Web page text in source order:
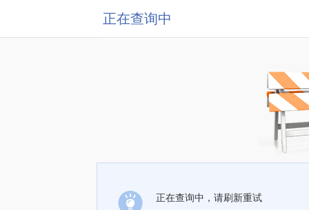
正在查询中
正在查询中，请刷新重试